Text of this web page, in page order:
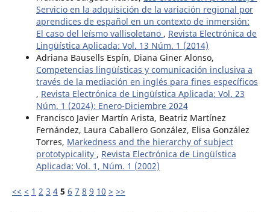
Servicio en la adquisición de la variación regional por
aprendices de español en un contexto de inmersión:
El caso del leísmo vallisoletano , Revista Electrónica de
Lingüística Aplicada: Vol. 13 Núm. 1 (2014)
Adriana Bausells Espín, Diana Giner Alonso,
Competencias lingüísticas y comunicación inclusiva a
través de la mediación en inglés para fines específicos
, Revista Electrónica de Lingüística Aplicada: Vol. 23
Núm. 1 (2024): Enero-Diciembre 2024
Francisco Javier Martín Arista, Beatriz Martínez
Fernández, Laura Caballero González, Elisa González
Torres, Markedness and the hierarchy of subject
prototypicality , Revista Electrónica de Lingüística
Aplicada: Vol. 1, Núm. 1 (2002)
<< < 1 2 3 4 5 6 7 8 9 10 > >>